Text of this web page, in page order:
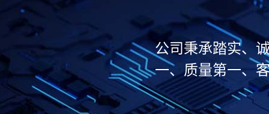
公司秉承踏实、
一、质量第一、